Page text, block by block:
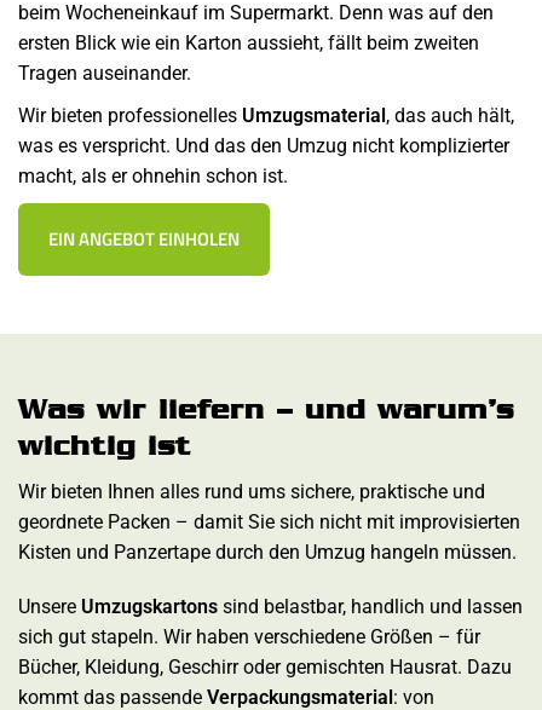
beim Wocheneinkauf im Supermarkt. Denn was auf den
ersten Blick wie ein Karton aussieht, fällt beim zweiten
Tragen auseinander.
Wir bieten professionelles Umzugsmaterial, das auch hält,
was es verspricht. Und das den Umzug nicht komplizierter
macht, als er ohnehin schon ist.
EIN ANGEBOT EINHOLEN
Was wir liefern – und warum’s
wichtig ist
Wir bieten Ihnen alles rund ums sichere, praktische und
geordnete Packen – damit Sie sich nicht mit improvisierten
Kisten und Panzertape durch den Umzug hangeln müssen.
Unsere Umzugskartons sind belastbar, handlich und lassen
sich gut stapeln. Wir haben verschiedene Größen – für
Bücher, Kleidung, Geschirr oder gemischten Hausrat. Dazu
kommt das passende Verpackungsmaterial: von